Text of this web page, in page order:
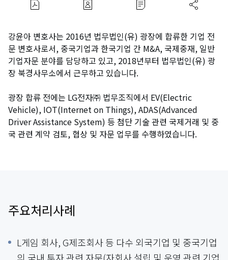
강윤아 변호사는 2016년 법무법인(유) 광장에 합류한 기업 전
문 변호사로서, 중국기업과 한국기업 간 M&A, 국제중재, 일반
기업자문 분야를 담당하고 있고, 2018년부터 법무법인(유) 광
장 북경사무소에서 근무하고 있습니다.
광장 합류 전에는 LG전자㈜ 법무조직에서 EV(Electric
Vehicle), IOT(Internet on Things), ADAS(Advanced
Driver Assistance System) 등 첨단 기술 관련 국제거래 및 중
국 관련 계약 검토, 협상 및 자문 업무를 수행하였습니다.
주요처리사례
L게임 회사, G제조회사 등 다수 외국기업 및 중국기업